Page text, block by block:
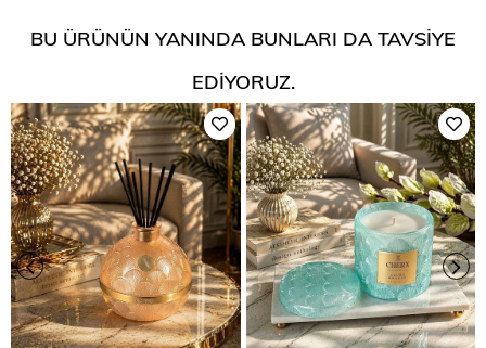
BU ÜRÜNÜN YANINDA BUNLARI DA TAVSIYE
EDIYORUZ.